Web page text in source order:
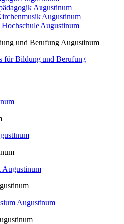
und Berufung Augustinum